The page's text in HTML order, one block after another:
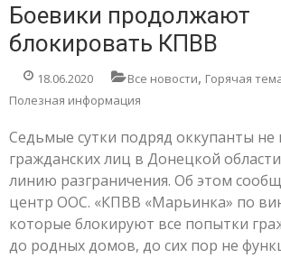
Боевики продолжают
блокировать КПВВ
18.06.2020 Все новости, Горячая
Полезная информация
Седьмые сутки подряд оккупанты не
гражданских лиц в Донецкой
линию разграничения. Об этом
центр ООС. «КПВВ «Марьинка» по
которые блокируют все попытки
до родных домов, до сих пор не